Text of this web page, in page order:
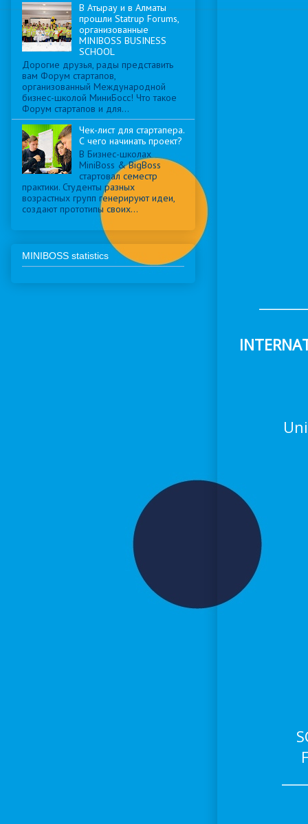
В Атырау и в Алматы
прошли Statrup Forums,
организованные
MINIBOSS BUSINESS
SCHOOL
Дорогие друзья, рады представить
вам Форум стартапов,
организованный Международной
бизнес-школой МиниБосс! Что такое
Форум стартапов и для...
Чек-лист для стартапера.
С чего начинать проект?
В Бизнес-школах
MiniBoss & BigBoss
стартовал семестр
практики. Студенты разных
возрастных групп генерируют идеи,
создают прототипы своих...
MINIBOSS statistics